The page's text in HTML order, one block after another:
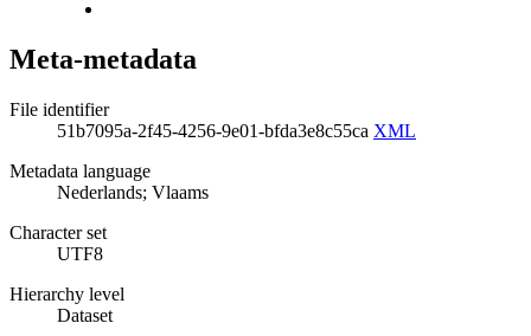
Meta-metadata
File identifier
51b7095a-2f45-4256-9e01-bfda3e8c55ca XML
Metadata language
Nederlands; Vlaams
Character set
UTF8
Hierarchy level
Dataset